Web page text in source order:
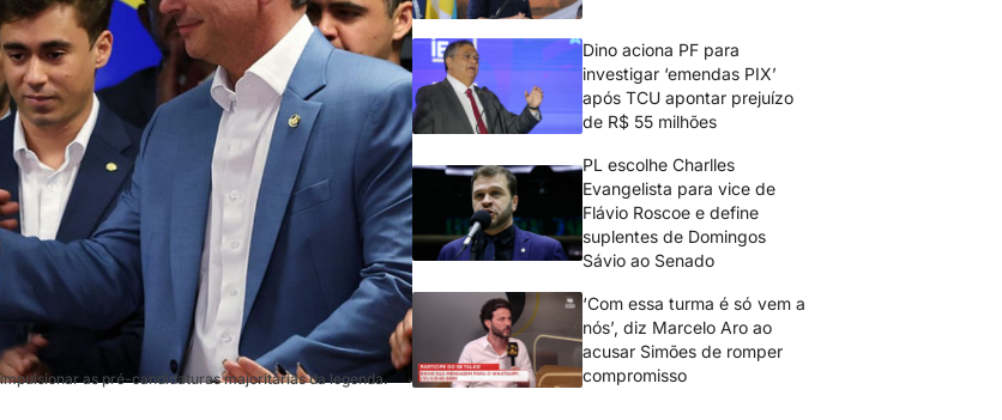
as pré-candidaturas majoritárias da legenda.
Dino aciona PF para
investigar ‘emendas PIX’
após TCU apontar prejuízo
de R$ 55 milhões
PL escolhe Charlles
Evangelista para vice de
Flávio Roscoe e define
suplentes de Domingos
Sávio ao Senado
‘Com essa turma é só vem a
nós’, diz Marcelo Aro ao
acusar Simões de romper
compromisso